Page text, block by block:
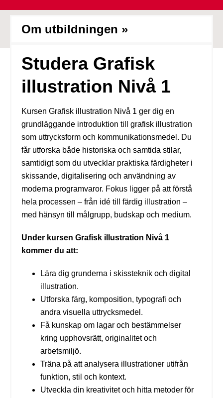
Om utbildningen »
Studera Grafisk
illustration Nivå 1
Kursen Grafisk illustration Nivå 1 ger dig en
grundläggande introduktion till grafisk illustration
som uttrycksform och kommunikationsmedel. Du
får utforska både historiska och samtida stilar,
samtidigt som du utvecklar praktiska färdigheter i
skissande, digitalisering och användning av
moderna programvaror. Fokus ligger på att förstå
hela processen – från idé till färdig illustration –
med hänsyn till målgrupp, budskap och medium.
Under kursen Grafisk illustration Nivå 1
kommer du att:
Lära dig grunderna i skissteknik och digital
illustration.
Utforska färg, komposition, typografi och
andra visuella uttrycksmedel.
Få kunskap om lagar och bestämmelser
kring upphovsrätt, originalitet och
arbetsmiljö.
Träna på att analysera illustrationer utifrån
funktion, stil och kontext.
Utveckla din kreativitet och hitta metoder för